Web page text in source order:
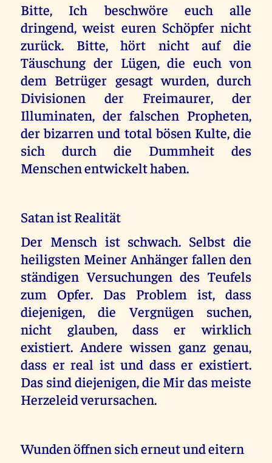
Bitte, Ich beschwöre euch alle
dringend, weist euren Schöpfer nicht
zurück. Bitte, hört nicht auf die
Täuschung der Lügen, die euch von
dem Betrüger gesagt wurden, durch
Divisionen der Freimaurer, der
Illuminaten, der falschen Propheten,
der bizarren und total bösen Kulte, die
sich durch die Dummheit des
Menschen entwickelt haben.
Satan ist Realität
Der Mensch ist schwach. Selbst die
heiligsten Meiner Anhänger fallen den
ständigen Versuchungen des Teufels
zum Opfer. Das Problem ist, dass
diejenigen, die Vergnügen suchen,
nicht glauben, dass er wirklich
existiert. Andere wissen ganz genau,
dass er real ist und dass er existiert.
Das sind diejenigen, die Mir das meiste
Herzeleid verursachen.
Wunden öffnen sich erneut und eitern